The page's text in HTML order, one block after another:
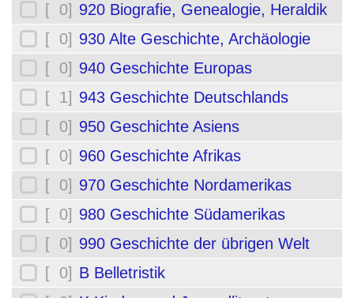
[ 0] 920 Biografie, Genealogie, Heraldik
[ 0] 930 Alte Geschichte, Archäologie
[ 0] 940 Geschichte Europas
[ 1] 943 Geschichte Deutschlands
[ 0] 950 Geschichte Asiens
[ 0] 960 Geschichte Afrikas
[ 0] 970 Geschichte Nordamerikas
[ 0] 980 Geschichte Südamerikas
[ 0] 990 Geschichte der übrigen Welt
[ 0] B Belletristik